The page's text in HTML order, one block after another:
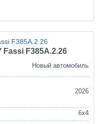
F385A.2.26
Новый автомобиль
2026
6х4